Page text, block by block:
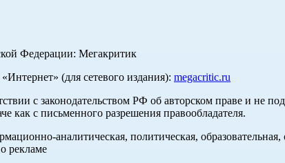
Федерации: Мегакритик
(для сетевого издания): megacritic.ru
с законодательством РФ об авторском праве и не
как с письменного разрешения правообладателя.
аналитическая, политическая, образовательная,
рекламе